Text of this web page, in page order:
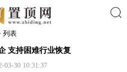
列表
支持困难行业恢复
30 10:31:37